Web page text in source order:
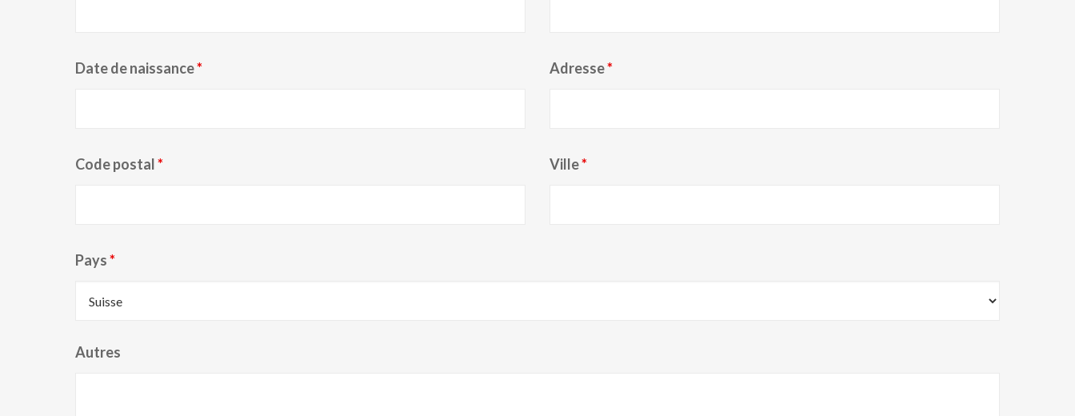
Date de naissance* Adresse*
Code postal* Ville*
Pays*
Autres